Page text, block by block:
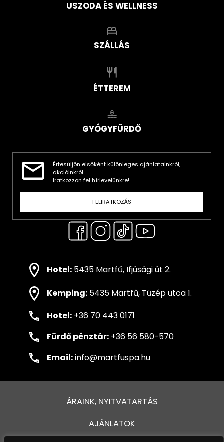
USZODA ÉS WELLNESS
SZÁLLÁS
ÉTTEREM
GYÓGYFÜRDŐ
Értesüljön elsőként különleges ajánlatainkról,
akcióinkról.
Iratkozzon fel hírlevelünkre!
FELIRATKOZÁS
Hotel: 5435 Martfű, Ifjúsági út 2.
Kemping: 5435 Martfű, Tüzép utca 1.
Hotel: +36 70 443 0171
Fürdő pénztár: +36 56 580-570
Email:info@martfuspa.hu
ÁRAINK, NYITVATARTÁS
AJÁNLATOK